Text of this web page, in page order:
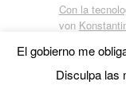
Con la
von
El gobierno me
Disculpa las